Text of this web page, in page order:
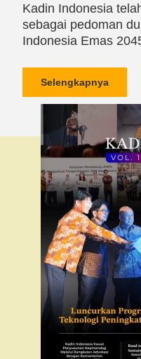
Kadin Indonesia
sebagai pedoman
Indonesia Emas
Selengkapnya